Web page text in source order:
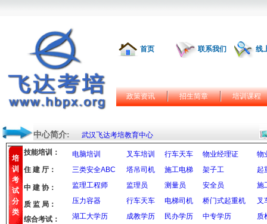
首页 联系我们 线
政策资讯 招生简章 培训课程
中心简介: 武汉飞达考培教育中心
培
训
考
试
分
类
技能培训： 电脑培训 叉车培训 行车天车 物业经理证
物
三类安全ABC
塔吊司机 施工电梯 架子工
起
监理工程师
监理员 测量员 安全员
施
压力容器
行车天车 电梯司机 桥门式起重机
叉
湖工大学历
成教学历 民办学历 中专学历 质
住 建 厅：
中 建 协：
质 监 局：
综合考试：